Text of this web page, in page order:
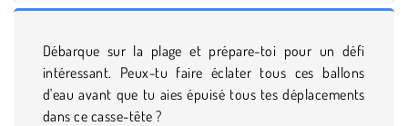
Débarque sur la plage et prépare-toi pour un défi
intéressant. Peux-tu faire éclater tous ces ballons
d'eau avant que tu aies épuisé tous tes déplacements
dans ce casse-tête ?